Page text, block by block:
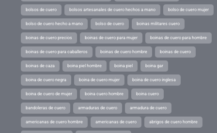
bolsos de cuero bolsos artesanales de cuero hechos a mano bolso de cuero mujer
bolso de cuero hecho a mano bolso de cuero boinas militares cuero
boinas de cuero precios boinas de cuero para mujer boinas de cuero para hombre
boinas de cuero para caballeros boinas de cuero hombre boinas de cuero
boinas de caza boina piel hombre boina piel boina gar
boina de cuero negra boina de cuero mujer boina de cuero inglesa
boina de cuero de mujer boina cuero hombre boina cuero
bandoleras de cuero armaduras de cuero armadura de cuero
americanas de cuero hombre americanas de cuero abrigos de cuero hombre